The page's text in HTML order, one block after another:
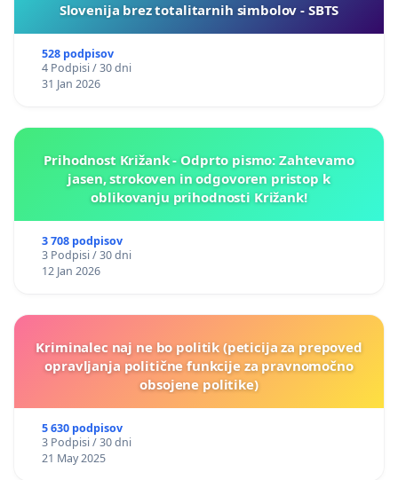
Slovenija brez totalitarnih simbolov - SBTS
528 podpisov
4 Podpisi / 30 dni
31 Jan 2026
Prihodnost Križank - Odprto pismo: Zahtevamo
jasen, strokoven in odgovoren pristop k
oblikovanju prihodnosti Križank!
3 708 podpisov
3 Podpisi / 30 dni
12 Jan 2026
Kriminalec naj ne bo politik (peticija za prepoved
opravljanja politične funkcije za pravnomočno
obsojene politike)
5 630 podpisov
3 Podpisi / 30 dni
21 May 2025